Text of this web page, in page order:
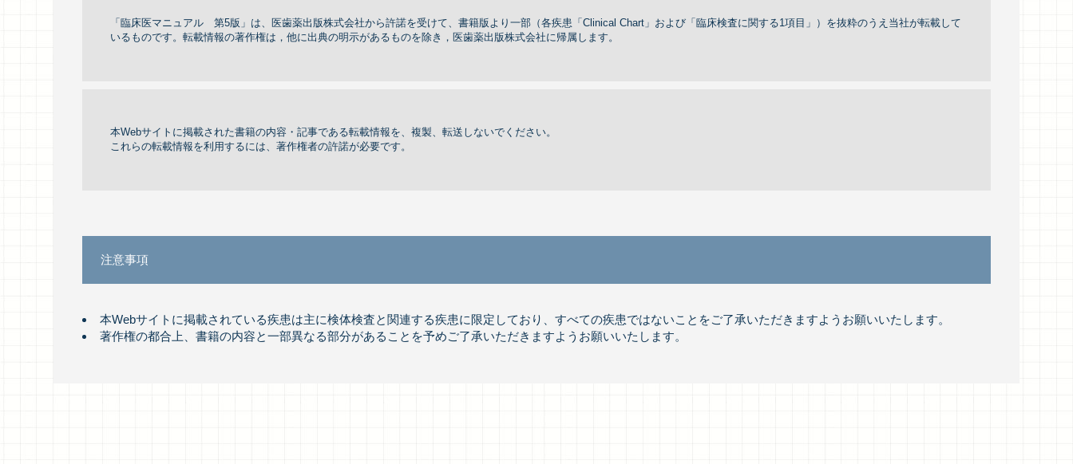
「臨床医マニュアル 第5版」は、医歯薬出版株式会社から許諾を受けて、書籍版より一部（各疾患「Clinical Chart」および「臨床検査に関する1項目」）を抜粋のうえ当社が転載して
いるものです。転載情報の著作権は，他に出典の明示があるものを除き，医歯薬出版株式会社に帰属します。
本Webサイトに掲載された書籍の内容・記事である転載情報を、複製、転送しないでください。
これらの転載情報を利用するには、著作権者の許諾が必要です。
注意事項
本Webサイトに掲載されている疾患は主に検体検査と関連する疾患に限定しており、すべての疾患ではないことをご了承いただきますようお願いいたします。
著作権の都合上、書籍の内容と一部異なる部分があることを予めご了承いただきますようお願いいたします。